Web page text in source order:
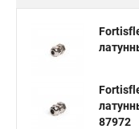
87972